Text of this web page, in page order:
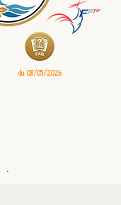
du 08/05/2026
.